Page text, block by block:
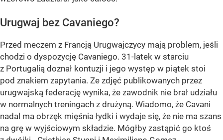
Urugwaj bez Cavaniego?
Przed meczem z Francją Urugwajczycy mają problem, jeśli
chodzi o dyspozycję Cavaniego. 31-latek w starciu
z Portugalią doznał kontuzji i jego występ w piątek stoi
pod znakiem zapytania. Ze zdjęć publikowanych przez
urugwajską federację wynika, że zawodnik nie brał udziału
w normalnych treningach z drużyną. Wiadomo, że Cavani
nadal ma obrzęk mięśnia łydki i wydaje się, że nie ma szans
na grę w wyjściowym składzie. Mógłby zastąpić go ktoś